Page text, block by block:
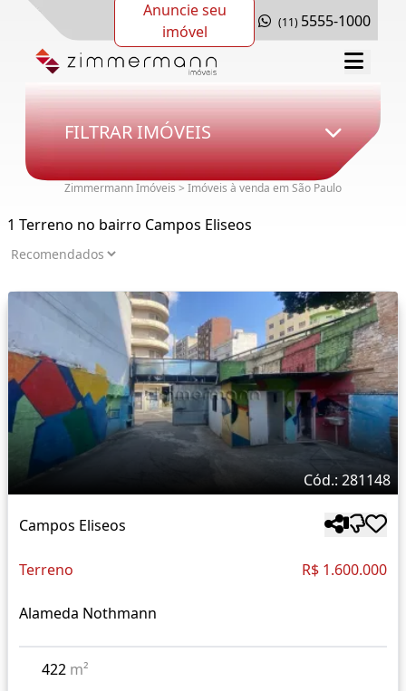
Anuncie seu
imóvel
(11) 5555-1000
FILTRAR IMÓVEIS
Zimmermann Imóveis > Imóveis à venda em São Paulo
1 Terreno no bairro Campos Eliseos
Cód.: 281148
Campos Eliseos
Terreno R$ 1.600.000
Alameda Nothmann
422 m²